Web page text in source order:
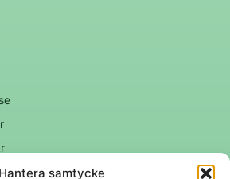
Hantera samtycke